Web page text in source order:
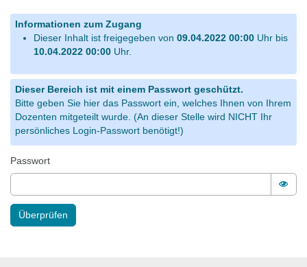
Informationen zum Zugang
Dieser Inhalt ist freigegeben von 09.04.2022 00:00Uhr bis
10.04.2022 00:00Uhr.
Dieser Bereich ist mit einem Passwort geschützt.
Bitte geben Sie hier das Passwort ein, welches Ihnen von Ihrem
Dozenten mitgeteilt wurde. (An dieser Stelle wird NICHT Ihr
persönliches Login-Passwort benötigt!)
Passwort
Überprüfen